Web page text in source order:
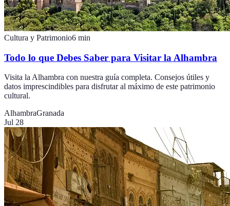
Cultura y Patrimonio6 min
Todo lo que Debes Saber para Visitar la Alhambra
Visita la Alhambra con nuestra guía completa. Consejos útiles y
datos imprescindibles para disfrutar al máximo de este patrimonio
cultural.
AlhambraGranada
Jul 28